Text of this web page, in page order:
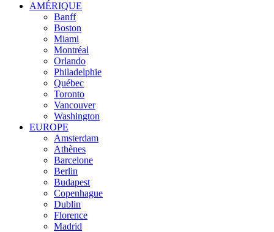
AMÉRIQUE
Banff
Boston
Miami
Montréal
Orlando
Philadelphie
Québec
Toronto
Vancouver
Washington
EUROPE
Amsterdam
Athènes
Barcelone
Berlin
Budapest
Copenhague
Dublin
Florence
Madrid